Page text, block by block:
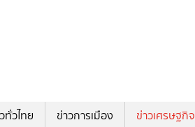
ทั่วไทย ข่าวการเมือง ข่าวเศรษฐกิจ